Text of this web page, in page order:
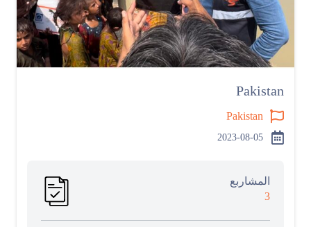
Pakistan
Pakistan
2023-08-05
المشاربع
3